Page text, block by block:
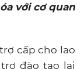
với cơ quan
cấp cho lao
đào tạo lại